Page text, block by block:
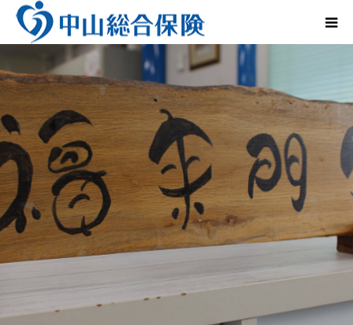
法人のお客さま
個人のお客さま
レンタカー事業
会社概要
Q&A